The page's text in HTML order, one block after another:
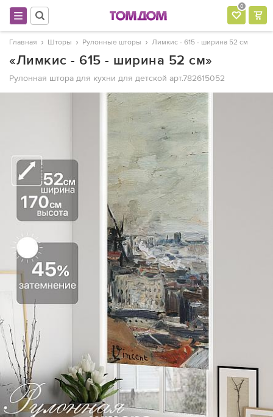
0
Главная Шторы Рулонные шторы Лимкис - 615 - ширина 52 см
«Лимкис - 615 - ширина 52 см»
Рулонная штора для кухни для детской арт.782615052